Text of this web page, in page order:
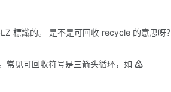
標識的。 是不是可回收 recycle 的意思呀？
常见可回收符号是三箭头循环，如 ♴